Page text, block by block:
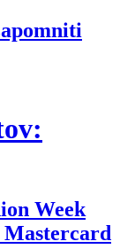
Week